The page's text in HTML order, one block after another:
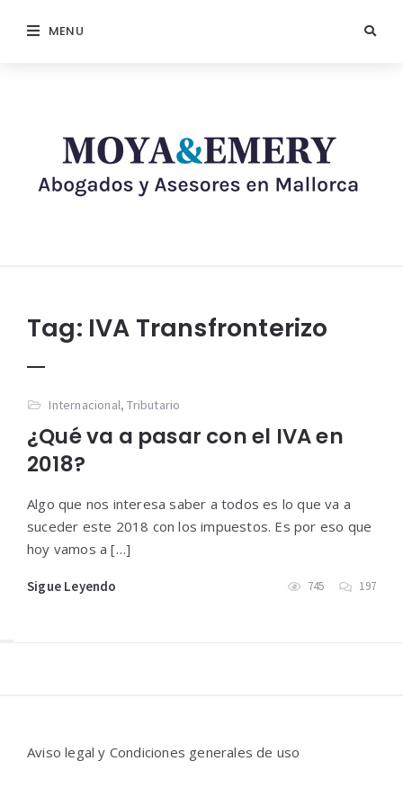
MENU
Tag: IVA Transfronterizo
Internacional,Tributario
¿Qué va a pasar con el IVA en
2018?
Algo que nos interesa saber a todos es lo que va a
suceder este 2018 con los impuestos. Es por eso que
hoy vamos a […]
Sigue Leyendo 745 197
Aviso legal y Condiciones generales de uso